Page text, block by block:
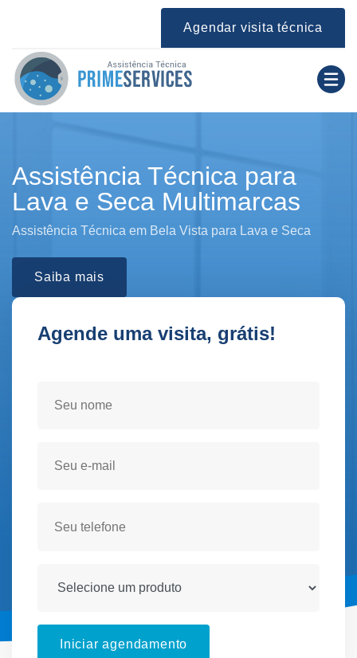
Agendar visita técnica
Assistência Técnica para
Lava e Seca Multimarcas
Assistência Técnica em Bela Vista para Lava e Seca
Saiba mais
Agende uma visita, grátis!
Iniciar agendamento